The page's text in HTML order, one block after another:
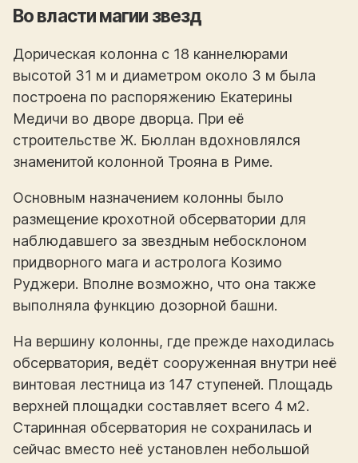
Во власти магии звезд
Дорическая колонна с 18 каннелюрами
высотой 31 м и диаметром около 3 м была
построена по распоряжению Екатерины
Медичи во дворе дворца. При её
строительстве Ж. Бюллан вдохновлялся
знаменитой колонной Трояна в Риме.
Основным назначением колонны было
размещение крохотной обсерватории для
наблюдавшего за звездным небосклоном
придворного мага и астролога Козимо
Руджери. Вполне возможно, что она также
выполняла функцию дозорной башни.
На вершину колонны, где прежде находилась
обсерватория, ведёт сооруженная внутри неё
винтовая лестница из 147 ступеней. Площадь
верхней площадки составляет всего 4 м2.
Старинная обсерватория не сохранилась и
сейчас вместо неё установлен небольшой